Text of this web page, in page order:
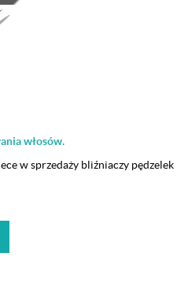
włosów.
w sprzedaży bliźniaczy pędzelek